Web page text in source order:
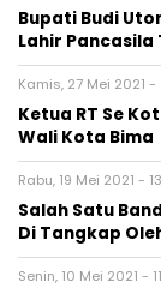
Bupati Budi
Lahir Pancasila
Kamis, 27 Mei 2021 -
Ketua RT Se
Wali Kota Bima
Rabu, 19 Mei 2021 -
Salah Satu
Di Tangkap
Senin, 10 Mei 2021 -